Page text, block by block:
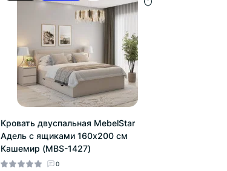
Кровать двуспальная MebelStar
Адель с ящиками 160x200 см
Кашемир (MBS-1427)
0